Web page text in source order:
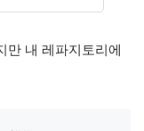
만 내 레파지토리에